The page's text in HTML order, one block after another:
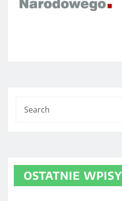
OSTATNIE WPISY